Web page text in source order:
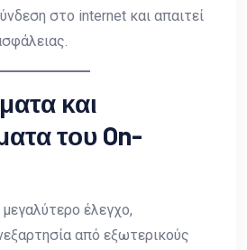
στο internet και απαιτεί
και
του On-
έλεγχο,
από εξωτερικούς